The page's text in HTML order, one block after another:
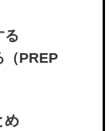
る
（PREP
め